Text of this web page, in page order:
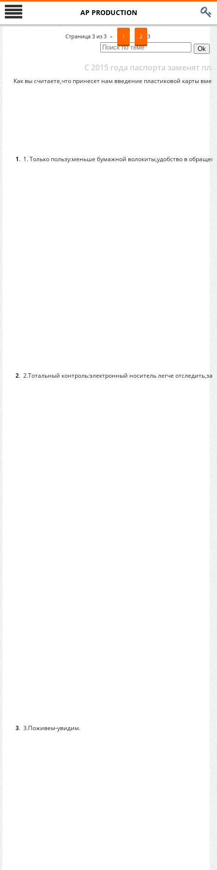
AP PRODUCTION
Страница 3 из 3 « 1 2 3
С 2015 года паспорта заменят
Как вы считаете,что принесет нам введение пластиковой карты
1. 1. Только пользу:меньше бумажной волокиты,удобство в
2. 2.Тотальный контроль:электронный носитель легче
3. 3.Поживем-увидим.